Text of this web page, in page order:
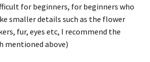
for beginners, for beginners who
smaller details such as the flower
fur, eyes etc, I recommend the
mentioned above)